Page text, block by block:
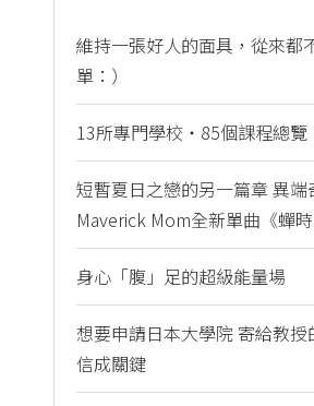
維持一張好人的面具，從來都
單：）
13所專門學校・85個課程總覽
短暫夏日之戀的另一篇章 異端
Maverick Mom全新單曲《蟬
身心「腹」足的超級能量場
想要申請日本大學院 寄給教授
信成關鍵